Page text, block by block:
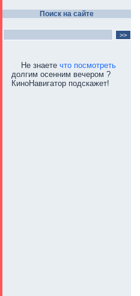
Поиск на сайте
Не знаете что посмотреть
долгим осенним вечером ?
КиноНавигатор подскажет!